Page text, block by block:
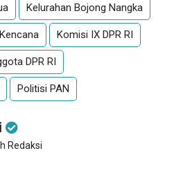
Kelurahan Bojong Nangka
Komisi IX DPR RI
DPR RI
Politisi PAN
Redaksi